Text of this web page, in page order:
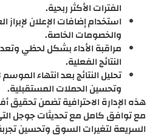
الفترات الأكثر ربحية.
استخدام إضافات الإعلان
والخصومات الخاصة.
مراقبة الأداء بشكل لحظي
النتائج الفعلية.
تحليل النتائج بعد انتهاء
وتحسين الحملات المستقبلية.
هذه الإدارة الاحترافية تضمن تحقيق
مع توافق كامل مع تحديثات جوجل
السريعة لتغيرات السوق وتحسين